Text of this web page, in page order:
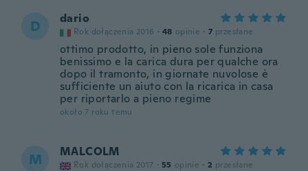
D dario
Rok dołączenia 2016 · 48 opinie · 7 przesłane
ottimo prodotto, in pieno sole funziona
benissimo e la carica dura per qualche ora
dopo il tramonto, in giornate nuvolose è
sufficiente un aiuto con la ricarica in casa
per riportarlo a pieno regime
około 7 roku temu
M MALCOLM
Rok dołączenia 2017 · 55 opinie · 2 przesłane